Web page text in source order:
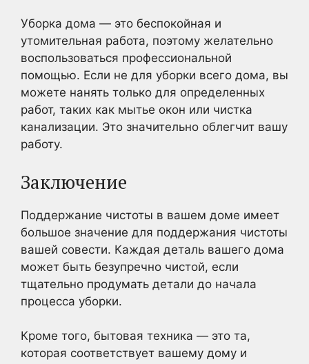
Уборка дома — это беспокойная и
утомительная работа, поэтому желательно
воспользоваться профессиональной
помощью. Если не для уборки всего дома, вы
можете нанять только для определенных
работ, таких как мытье окон или чистка
канализации. Это значительно облегчит вашу
работу.
Заключение
Поддержание чистоты в вашем доме имеет
большое значение для поддержания чистоты
вашей совести. Каждая деталь вашего дома
может быть безупречно чистой, если
тщательно продумать детали до начала
процесса уборки.
Кроме того, бытовая техника — это та,
которая соответствует вашему дому и